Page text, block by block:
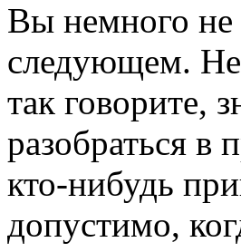
Вы немного не
следующем.
так говорите,
разобраться в
кто-нибудь
допустимо,